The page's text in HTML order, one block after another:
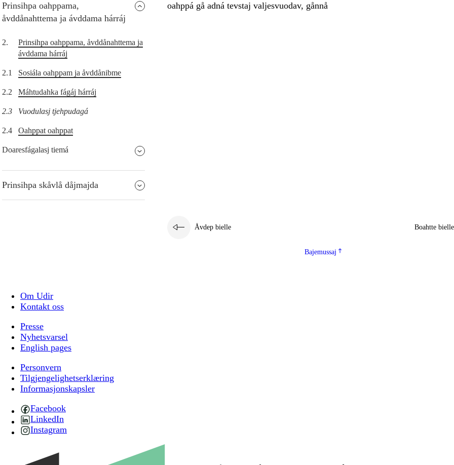
Prinsihpa oahppama,
åvddånahttema ja ávddama hárráj
2.
Prinsihpa oahppama, åvddånahttema ja
ávddama hárráj
2.1 Sosiála oahppam ja åvddånibme
2.2 Máhtudahka fágáj hárráj
2.3 Vuodulasj tjehpudagá
2.4 Oahppat oahppat
Doaresfágalasj tiemá
Prinsihpa skåvlå dåjmajda
oahppá gå adná tevstaj valjesvuodav, gånnå
Åvdep bielle Boahtte bielle
Bajemussaj
Om Udir
Kontakt oss
Presse
Nyhetsvarsel
English pages
Personvern
Tilgjengelighetserklæring
Informasjonskapsler
Facebook
LinkedIn
Instagram